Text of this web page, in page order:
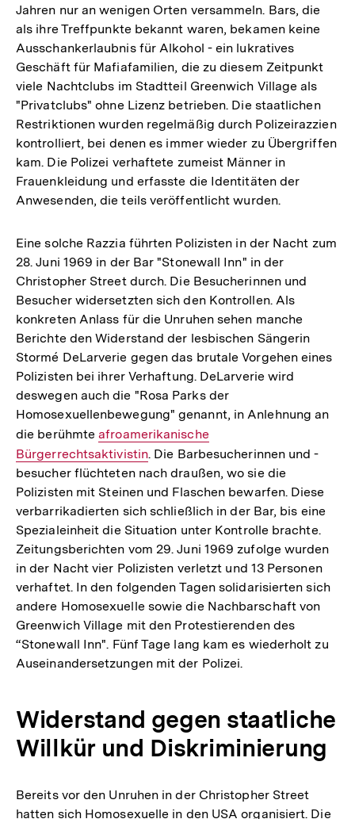
Jahren nur an wenigen Orten versammeln. Bars, die
als ihre Treffpunkte bekannt waren, bekamen keine
Ausschankerlaubnis für Alkohol - ein lukratives
Geschäft für Mafiafamilien, die zu diesem Zeitpunkt
viele Nachtclubs im Stadtteil Greenwich Village als
"Privatclubs" ohne Lizenz betrieben. Die staatlichen
Restriktionen wurden regelmäßig durch Polizeirazzien
kontrolliert, bei denen es immer wieder zu Übergriffen
kam. Die Polizei verhaftete zumeist Männer in
Frauenkleidung und erfasste die Identitäten der
Anwesenden, die teils veröffentlicht wurden.
Eine solche Razzia führten Polizisten in der Nacht zum
28. Juni 1969 in der Bar "Stonewall Inn" in der
Christopher Street durch. Die Besucherinnen und
Besucher widersetzten sich den Kontrollen. Als
konkreten Anlass für die Unruhen sehen manche
Berichte den Widerstand der lesbischen Sängerin
Stormé DeLarverie gegen das brutale Vorgehen eines
Polizisten bei ihrer Verhaftung. DeLarverie wird
deswegen auch die "Rosa Parks der
Homosexuellenbewegung" genannt, in Anlehnung an
die berühmteInterner
Link:
afroamerikanische
Bürgerrechtsaktivistin. Die Barbesucherinnen und -
besucher flüchteten nach draußen, wo sie die
Polizisten mit Steinen und Flaschen bewarfen. Diese
verbarrikadierten sich schließlich in der Bar, bis eine
Spezialeinheit die Situation unter Kontrolle brachte.
Zeitungsberichten vom 29. Juni 1969 zufolge wurden
in der Nacht vier Polizisten verletzt und 13 Personen
verhaftet. In den folgenden Tagen solidarisierten sich
andere Homosexuelle sowie die Nachbarschaft von
Greenwich Village mit den Protestierenden des
“Stonewall Inn". Fünf Tage lang kam es wiederholt zu
Auseinandersetzungen mit der Polizei.
Widerstand gegen staatliche
Willkür und Diskriminierung
Bereits vor den Unruhen in der Christopher Street
hatten sich Homosexuelle in den USA organisiert. Die